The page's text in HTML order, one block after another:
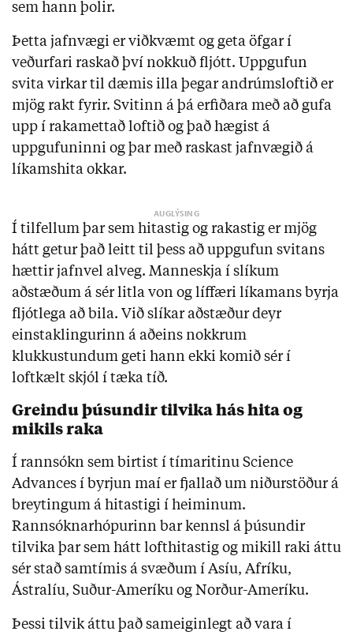
sem hann þolir.
Þetta jafnvægi er viðkvæmt og geta öfgar í
veðurfari raskað því nokkuð fljótt. Uppgufun
svita virkar til dæmis illa þegar andrúmsloftið er
mjög rakt fyrir. Svitinn á þá erfiðara með að gufa
upp í rakamettað loftið og það hægist á
uppgufuninni og þar með raskast jafnvægið á
líkamshita okkar.
Í tilfellum þar sem hitastig og rakastig er mjög
hátt getur það leitt til þess að uppgufun svitans
hættir jafnvel alveg. Manneskja í slíkum
aðstæðum á sér litla von og líffæri líkamans byrja
fljótlega að bila. Við slíkar aðstæður deyr
einstaklingurinn á aðeins nokkrum
klukkustundum geti hann ekki komið sér í
loftkælt skjól í tæka tíð.
Greindu þúsundir tilvika hás hita og
mikils raka
Í rannsókn sem birtist í tímaritinu Science
Advances í byrjun maí er fjallað um niðurstöður á
breytingum á hitastigi í heiminum.
Rannsóknarhópurinn bar kennsl á þúsundir
tilvika þar sem hátt lofthitastig og mikill raki áttu
sér stað samtímis á svæðum í Asíu, Afríku,
Ástralíu, Suður-Ameríku og Norður-Ameríku.
Þessi tilvik áttu það sameiginlegt að vara í